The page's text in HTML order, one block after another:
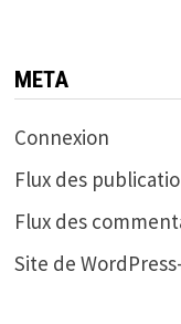
META
Connexion
Flux des
Flux des
Site de